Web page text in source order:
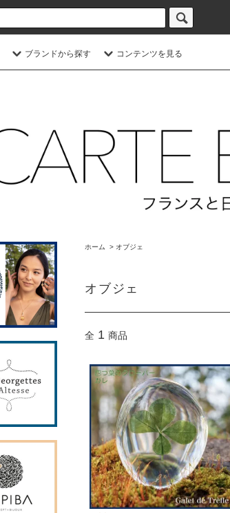
ブランドから探す コンテンツを見る
ホーム > オブジェ
オブジェ
全 1 商品